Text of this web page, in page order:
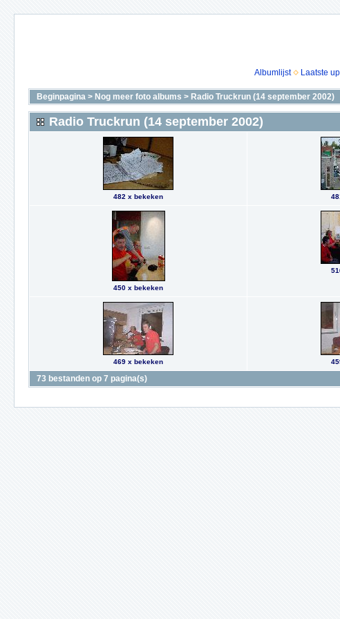
Albumlijst
Laatste
Beginpagina > Nog meer foto albums > Radio Truckrun (14 september 2002)
Radio Truckrun (14 september 2002)
482 x bekeken
450 x bekeken
469 x bekeken
73 bestanden op 7 pagina(s)